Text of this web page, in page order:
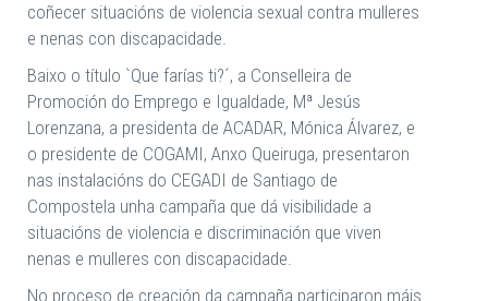
coñecer situacións de violencia sexual contra mulleres
e nenas con discapacidade.
Baixo o título `Que farías ti?´, a Conselleira de
Promoción do Emprego e Igualdade, Mª Jesús
Lorenzana, a presidenta de ACADAR, Mónica Álvarez, e
o presidente de COGAMI, Anxo Queiruga, presentaron
nas instalacións do CEGADI de Santiago de
Compostela unha campaña que dá visibilidade a
situacións de violencia e discriminación que viven
nenas e mulleres con discapacidade.
No proceso de creación da campaña participaron máis